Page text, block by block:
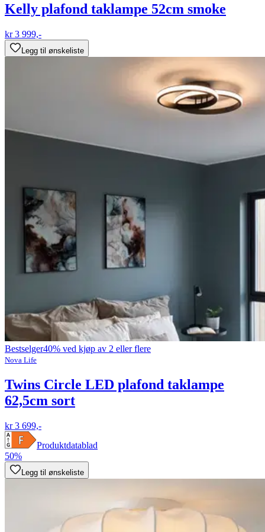
Kelly plafond taklampe 52cm smoke
kr 3 999,-
Legg til ønskeliste
Bestselger40% ved kjøp av 2 eller flere
Nova Life
Twins Circle LED plafond taklampe
62,5cm sort
kr 3 699,-
Produktdatablad
50%
Legg til ønskeliste